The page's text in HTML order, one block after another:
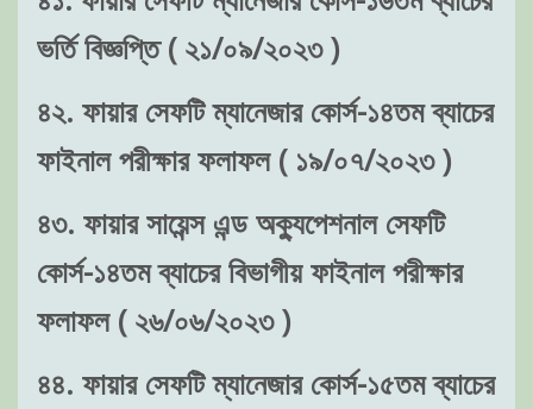
ভর্তি বিজ্ঞপ্তি ( ২১/০৯/২০২৩ )
৪২. ফায়ার সেফটি ম্যানেজার কোর্স-১৪তম ব্যাচের
ফাইনাল পরীক্ষার ফলাফল ( ১৯/০৭/২০২৩ )
৪৩. ফায়ার সায়েন্স এন্ড অক্যুপেশনাল সেফটি
কোর্স-১৪তম ব্যাচের বিভাগীয় ফাইনাল পরীক্ষার
ফলাফল ( ২৬/০৬/২০২৩ )
৪৪. ফায়ার সেফটি ম্যানেজার কোর্স-১৫তম ব্যাচের